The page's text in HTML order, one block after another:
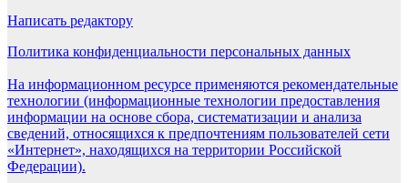
Написать редактору
Политика конфиденциальности персональных данных
На информационном ресурсе применяются рекомендательные
технологии (информационные технологии предоставления
информации на основе сбора, систематизации и анализа
сведений, относящихся к предпочтениям пользователей сети
«Интернет», находящихся на территории Российской
Федерации).